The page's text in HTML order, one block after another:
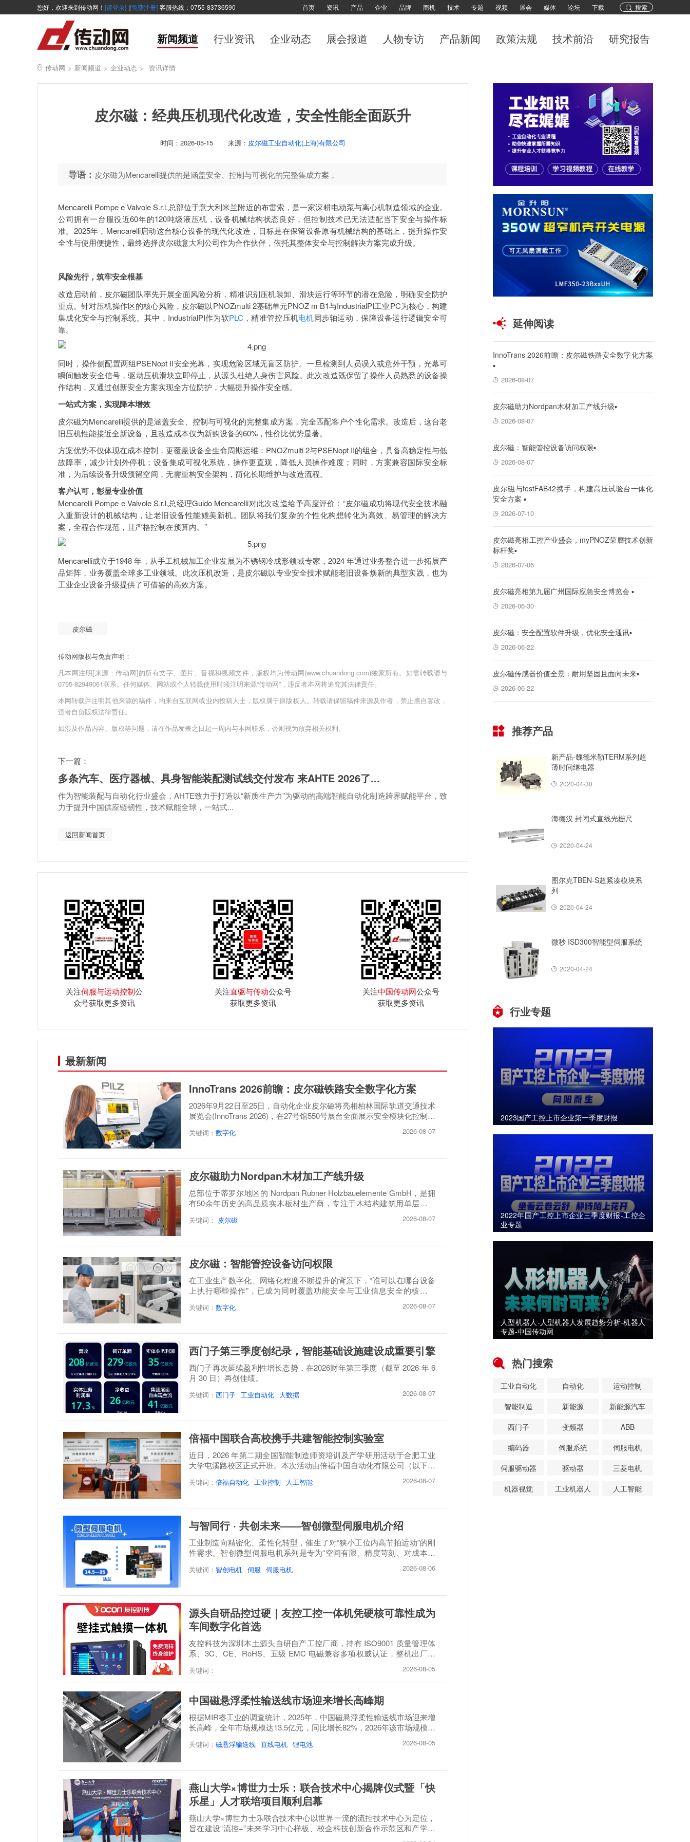
您好，欢迎来到传动网！ [请登录] |[免费注册] 客服热线：0755-83736590 搜索
首页 资讯 产品 企业 品牌 商机 技术 专题 视频 展会 媒体 论坛 下载
新闻频道 行业资讯 企业动态 展会报道 人物专访 产品新闻 政策法规 技术前沿 研究报告
传动网 > 新闻频道 > 企业动态 > 资讯详情
皮尔磁：经典压机现代化改造，安全性能全面跃升
时间： 2026-05-15 来源： 皮尔磁工业自动化(上海)有限公司
导语： 皮尔磁为Mencarelli提供的是涵盖安全、控制与可视化的完整集成方案，
Mencarelli Pompe e Valvole S.r.l.总部位于意大利米兰附近的布雷索，是一家深耕电动泵与离心机制造领域的企业。
公司拥有一台服役近60年的120吨级液压机，设备机械结构状态良好，但控制技术已无法适配当下安全与操作标
准。2025年，Mencarelli启动这台核心设备的现代化改造，目标是在保留设备原有机械结构的基础上，提升操作安
全性与使用便捷性，最终选择皮尔磁意大利公司作为合作伙伴，依托其整体安全与控制解决方案完成升级。
风险先行，筑牢安全根基
改造启动前，皮尔磁团队率先开展全面风险分析，精准识别压机装卸、滑块运行等环节的潜在危险，明确安全防护
重点。针对压机操作区的核心风险，皮尔磁以PNOZmulti 2基础单元PNOZ m B1与IndustrialPI工业PC为核心，构建
集成化安全与控制系统。其中，IndustrialPI作为软PLC ，精准管控压机电机同步轴运动，保障设备运行逻辑安全可
靠。
同时，操作侧配置两组PSENopt II安全光幕，实现危险区域无盲区防护。一旦检测到人员误入或意外干预，光幕可
瞬间触发安全信号，驱动压机滑块立即停止，从源头杜绝人身伤害风险。此次改造既保留了操作人员熟悉的设备操
作结构，又通过创新安全方案实现全方位防护，大幅提升操作安全感。
一站式方案，实现降本增效
皮尔磁为Mencarelli提供的是涵盖安全、控制与可视化的完整集成方案，完全匹配客户个性化需求。改造后，这台老
旧压机性能接近全新设备，且改造成本仅为新购设备的60%，性价比优势显著。
方案优势不仅体现在成本控制，更覆盖设备全生命周期运维：PNOZmulti 2与PSENopt II的组合，具备高稳定性与低
故障率，减少计划外停机；设备集成可视化系统，操作更直观，降低人员操作难度；同时，方案兼容国际安全标
准，为后续设备升级预留空间，无需重构安全架构，简化长期维护与改造流程。
客户认可，彰显专业价值
Mencarelli Pompe e Valvole S.r.l.总经理Guido Mencarelli对此次改造给予高度评价：“皮尔磁成功将现代安全技术融
入重新设计的机械结构，让老旧设备性能媲美新机。团队将我们复杂的个性化构想转化为高效、易管理的解决方
案，全程合作规范，且严格控制在预算内。”
Mencarelli成立于1948 年，从手工机械加工企业发展为不锈钢冷成形领域专家，2024 年通过业务整合进一步拓展产
品矩阵，业务覆盖全球多工业领域。此次压机改造，是皮尔磁以专业安全技术赋能老旧设备焕新的典型实践，也为
工业企业设备升级提供了可借鉴的高效方案。
皮尔磁
传动网版权与免责声明：
凡本网注明[来源：传动网]的所有文字、图片、音视和视频文件，版权均为传动网(www.chuandong.com)独家所有。如需转载请与
0755-82949061联系。任何媒体、网站或个人转载使用时须注明来源“传动网”，违反者本网将追究其法律责任。
本网转载并注明其他来源的稿件，均来自互联网或业内投稿人士，版权属于原版权人。转载请保留稿件来源及作者，禁止擅自篡改，
违者自负版权法律责任。
如涉及作品内容、版权等问题，请在作品发表之日起一周内与本网联系，否则视为放弃相关权利。
下一篇：
多条汽车、医疗器械、具身智能装配测试线交付发布 来AHTE 2026了...
作为智能装配与自动化行业盛会，AHTE致力于打造以“新质生产力”为驱动的高端智能自动化制造跨界赋能平台，致
力于提升中国供应链韧性，技术赋能全球，一站式...
返回新闻首页
关注伺服与运动控制公
众号获取更多资讯
关注直驱与传动公众号
获取更多资讯
关注中国传动网公众号
获取更多资讯
最新新闻
InnoTrans 2026前瞻：皮尔磁铁路安全数字化方案
2026年9月22日至25日，自动化企业皮尔磁将亮相柏林国际轨道交通技术
展览会(InnoTrans 2026)，在27号馆550号展台全面展示安全模块化控制方
关键词： 数字化 2026-08-07
皮尔磁助力Nordpan木材加工产线升级
总部位于蒂罗尔地区的 Nordpan Rubner Holzbauelemente GmbH，是拥
有50余年历史的高品质实木板材生产商，专注于木结构建筑用单层、多
关键词： 皮尔磁 2026-08-07
皮尔磁：智能管控设备访问权限
在工业生产数字化、网络化程度不断提升的背景下，“谁可以在哪台设备
上执行哪些操作”，已成为同时覆盖功能安全与工业信息安全的核心问
关键词： 数字化 2026-08-07
西门子第三季度创纪录，智能基础设施建设成重要引擎
西门子再次延续盈利性增长态势，在2026财年第三季度（截至 2026 年 6
月 30 日）再创佳绩。
关键词： 西门子 工业自动化 大数据 2026-08-07
倍福中国联合高校携手共建智能控制实验室
近日，2026 年第二期全国智能制造师资培训及产学研用活动于合肥工业
大学屯溪路校区正式开班。本次活动由倍福中国自动化有限公司（以下简
关键词： 倍福自动化 工业控制 人工智能 2026-08-07
与智同行 · 共创未来——智创微型伺服电机介绍
工业制造向精密化、柔性化转型，催生了对“狭小工位内高节拍运动”的刚
性需求。智创微型伺服电机系列是专为“空间有限、精度苛刻、对成本敏
关键词： 智创电机 伺服 伺服电机 2026-08-06
源头自研品控过硬｜友控工控一体机凭硬核可靠性成为
车间数字化首选
友控科技为深圳本土源头自研自产工控厂商，持有 ISO9001 质量管理体
系、3C、CE、RoHS、五级 EMC 电磁兼容多项权威认证，整机出厂必
关键词： 2026-08-05
中国磁悬浮柔性输送线市场迎来增长高峰期
根据MIR睿工业的调查统计，2025年，中国磁悬浮柔性输送线市场迎来增
长高峰，全年市场规模达13.5亿元，同比增长82%，2026年该市场规模将
关键词： 磁悬浮输送线 直线电机 锂电池 2026-08-05
燕山大学×博世力士乐：联合技术中心揭牌仪式暨「快
乐星」人才联培项目顺利启幕
燕山大学×博世力士乐联合技术中心以世界一流的流控技术中心为定位，
旨在建设“流控+”未来学习中心样板、校企科技创新合作示范区和产学研
延伸阅读
InnoTrans 2026前瞻：皮尔磁铁路安全数字化方案
▪
2026-08-07
皮尔磁助力Nordpan木材加工产线升级▪
2026-08-07
皮尔磁：智能管控设备访问权限▪
2026-08-07
皮尔磁与testFAB42携手，构建高压试验台一体化
安全方案 ▪
2026-07-10
皮尔磁亮相工控产业盛会，myPNOZ荣膺技术创新
标杆奖▪
2026-07-06
皮尔磁亮相第九届广州国际应急安全博览会 ▪
2026-06-30
皮尔磁：安全配置软件升级，优化安全通讯▪
2026-06-22
皮尔磁传感器价值全景：耐用坚固且面向未来▪
2026-06-22
推荐产品
新产品-魏德米勒TERM系列超
薄时间继电器
2020-04-30
海德汉 封闭式直线光栅尺
2020-04-24
图尔克TBEN-S超紧凑模块系
列
2020-04-24
微秒 ISD300智能型伺服系统
2020-04-24
行业专题
2023国产工控上市企业第一季度财报
2022年国产工控上市企业三季度财报-工控企
业专题
人型机器人-人型机器人发展趋势分析-机器人
专题-中国传动网
热门搜索
工业自动化 自动化
运动控制
智能制造
新能源
新能源汽车
西门子
变频器
ABB
编码器
伺服系统
伺服电机
伺服驱动器
驱动器
三菱电机
机器视觉
工业机器人 人工智能